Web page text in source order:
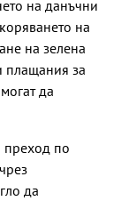
на данъчни
на
на зелена
плащания за
да
преход по
да